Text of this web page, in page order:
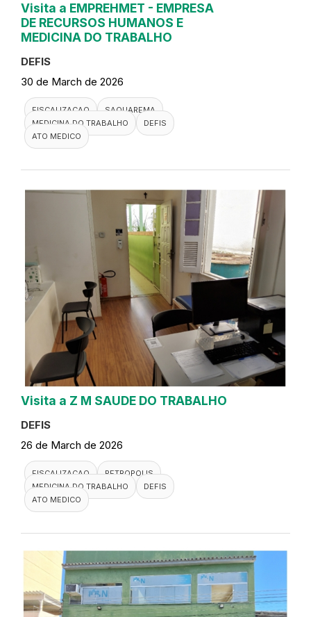
Visita a EMPREHMET - EMPRESA
DE RECURSOS HUMANOS E
MEDICINA DO TRABALHO
DEFIS
30 de March de 2026
FISCALIZACAO
SAQUAREMA
MEDICINA DO TRABALHO
DEFIS
ATO MEDICO
Visita a Z M SAUDE DO TRABALHO
DEFIS
26 de March de 2026
FISCALIZACAO
PETROPOLIS
MEDICINA DO TRABALHO
DEFIS
ATO MEDICO